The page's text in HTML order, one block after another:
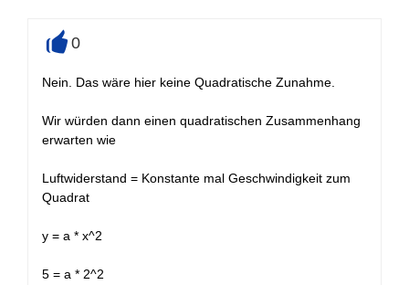
0
Nein. Das wäre hier keine Quadratische Zunahme.
Wir würden dann einen quadratischen Zusammenhang
erwarten wie
Luftwiderstand = Konstante mal Geschwindigkeit zum
Quadrat
y = a * x^2
5 = a * 2^2